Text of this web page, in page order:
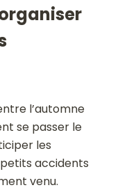
l’automne
se passer le
les
accidents
venu.